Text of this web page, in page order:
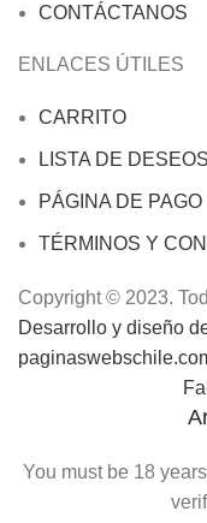
CONTÁCTANOS
ENLACES ÚTILES
CARRITO
LISTA DE DESEOS
PÁGINA DE PAGO
TÉRMINOS Y
Copyright © 2023.
Desarrollo y diseño
You must be 18